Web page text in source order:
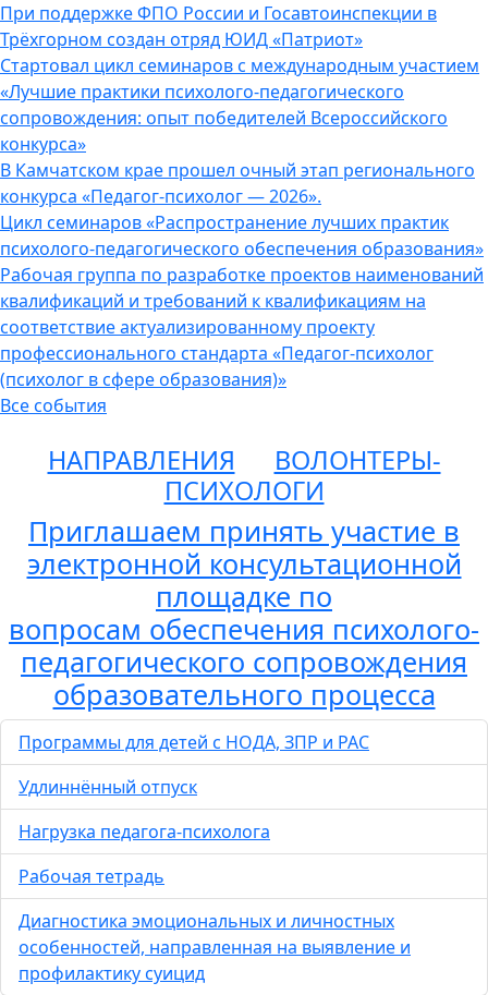
При поддержке ФПО России и Госавтоинспекции в
Трёхгорном создан отряд ЮИД «Патриот»
Стартовал цикл семинаров с международным участием
«Лучшие практики психолого-педагогического
сопровождения: опыт победителей Всероссийского
конкурса»
В Камчатском крае прошел очный этап регионального
конкурса «Педагог-психолог — 2026».
Цикл семинаров «Распространение лучших практик
психолого-педагогического обеспечения образования»
Рабочая группа по разработке проектов наименований
квалификаций и требований к квалификациям на
соответствие актуализированному проекту
профессионального стандарта «Педагог-психолог
(психолог в сфере образования)»
Все события
НАПРАВЛЕНИЯ
ВОЛОНТЕРЫ-
ПСИХОЛОГИ
Приглашаем принять участие в
электронной консультационной
площадке по
вопросам обеспечения психолого-
педагогического сопровождения
образовательного процесса
Программы для детей с НОДА, ЗПР и РАС
Удлиннённый отпуск
Нагрузка педагога-психолога
Рабочая тетрадь
Диагностика эмоциональных и личностных
особенностей, направленная на выявление и
профилактику суицид